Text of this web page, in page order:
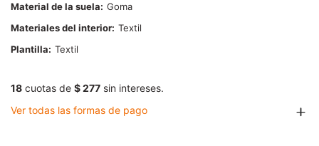
Material de la suela
Goma
Materiales del interior Textil
Plantilla
Textil
18 cuotas de $ 277 sin intereses.
Ver todas las formas de pago